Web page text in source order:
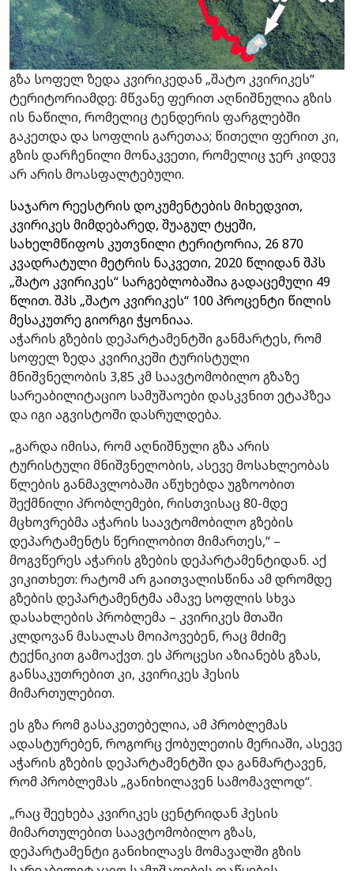
გზა სოფელ ზედა კვირიკედან „შატო კვირიკეს“
ტერიტორიამდე: მწვანე ფერით აღნიშნულია გზის
ის ნაწილი, რომელიც ტენდერის ფარგლებში
გაკეთდა და სოფლის გარეთაა; წითელი ფერით კი,
გზის დარჩენილი მონაკვეთი, რომელიც ჯერ კიდევ
არ არის მოასფალტებული.
საჯარო რეესტრის დოკუმენტების მიხედვით,
კვირიკეს მიმდებარედ, შუაგულ ტყეში,
სახელმწიფოს კუთვნილი ტერიტორია, 26 870
კვადრატული მეტრის ნაკვეთი, 2020 წლიდან შპს
„შატო კვირიკეს“ სარგებლობაშია გადაცემული 49
წლით. შპს „შატო კვირიკეს“ 100 პროცენტი წილის
მესაკუთრე გიორგი ჭყონიაა.
აჭარის გზების დეპარტამენტში განმარტეს, რომ
სოფელ ზედა კვირიკეში ტურისტული
მნიშვნელობის 3,85 კმ საავტომობილო გზაზე
სარეაბილიტაციო სამუშაოები დასკვნით ეტაპზეა
და იგი აგვისტოში დასრულდება.
„გარდა იმისა, რომ აღნიშნული გზა არის
ტურისტული მნიშვნელობის, ასევე მოსახლეობას
წლების განმავლობაში აწუხებდა უგზოობით
შექმნილი პრობლემები, რისთვისაც 80-მდე
მცხოვრებმა აჭარის საავტომობილო გზების
დეპარტამენტს წერილობით მიმართეს,“ –
მოგვწერეს აჭარის გზების დეპარტამენტიდან. აქ
ვიკითხეთ: რატომ არ გაითვალისწინა ამ დრომდე
გზების დეპარტამენტმა ამავე სოფლის სხვა
დასახლების პრობლემა – კვირიკეს მთაში
კლდოვან მასალას მოიპოვებენ, რაც მძიმე
ტექნიკით გამოაქვთ. ეს პროცესი აზიანებს გზას,
განსაკუთრებით კი, კვირიკეს ჰესის
მიმართულებით.
ეს გზა რომ გასაკეთებელია, ამ პრობლემას
ადასტურებენ, როგორც ქობულეთის მერიაში, ასევე
აჭარის გზების დეპარტამენტში და განმარტავენ,
რომ პრობლემას „განიხილავენ სამომავლოდ“.
„რაც შეეხება კვირიკეს ცენტრიდან ჰესის
მიმართულებით საავტომობილო გზას,
დეპარტამენტი განიხილავს მომავალში გზის